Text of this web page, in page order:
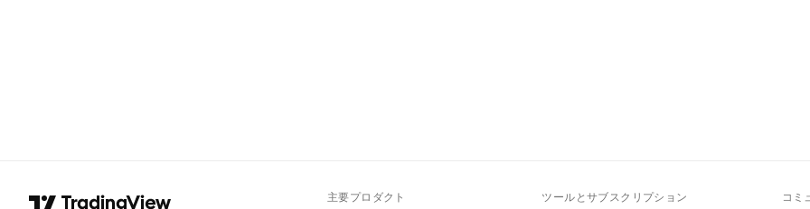
主要プロダクト ツールとサブスクリプション コミ